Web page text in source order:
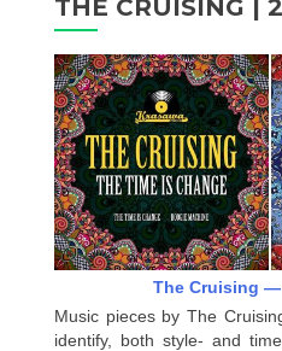
THE CRUISING |
The Cruising —
Music pieces by The
identify, both style- and